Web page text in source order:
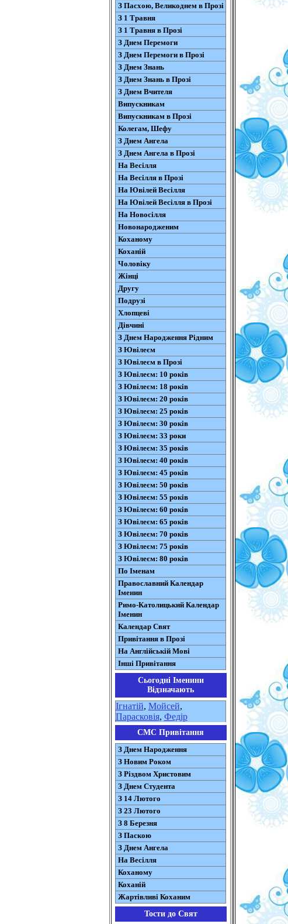
З Пасхою, Великоднем в Прозі
З 1 Травня
З 1 Травня в Прозі
З Днем Перемоги
З Днем Перемоги в Прозі
З Днем Знань
З Днем Знань в Прозі
З Днем Вчителя
Випускникам
Випускникам в Прозі
Колегам, Шефу
З Днем Ангела
З Днем Ангела в Прозі
На Весілля
На Весілля в Прозі
На Ювілей Весілля
На Ювілей Весілля в Прозі
На Новосілля
Новонародженим
Коханому
Коханій
Чоловіку
Жінці
Другу
Подрузі
Хлопцеві
Дівчині
З Днем Народження Рідним
З Ювілеєм
З Ювілеєм в Прозі
З Ювілеєм: 10 років
З Ювілеєм: 18 років
З Ювілеєм: 20 років
З Ювілеєм: 25 років
З Ювілеєм: 30 років
З Ювілеєм: 33 роки
З Ювілеєм: 35 років
З Ювілеєм: 40 років
З Ювілеєм: 45 років
З Ювілеєм: 50 років
З Ювілеєм: 55 років
З Ювілеєм: 60 років
З Ювілеєм: 65 років
З Ювілеєм: 70 років
З Ювілеєм: 75 років
З Ювілеєм: 80 років
По Іменам
Православний Календар
Іменин
Римо-Католицький Календар
Іменин
Календар Свят
Привітання в Прозі
На Англійській Мові
Інші Привітання
Сьогодні Іменини
Відзначають
Ігнатій, Мойсей,
Парасковія, Федір
СМС Привітання
З Днем Народження
З Новим Роком
З Різдвом Христовим
З Днем Студента
З 14 Лютого
З 23 Лютого
З 8 Березня
З Паскою
З Днем Ангела
На Весілля
Коханому
Коханій
Жартівливі Коханим
Тости до Свят